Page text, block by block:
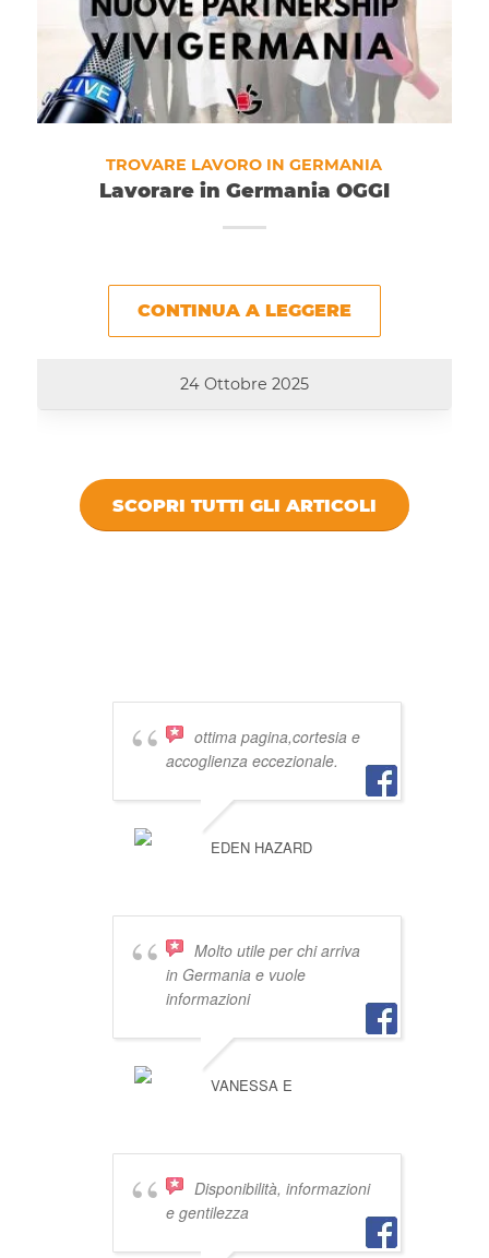
TROVARE LAVORO IN GERMANIA
Lavorare in Germania OGGI
CONTINUA A LEGGERE
24 Ottobre 2025
SCOPRI TUTTI GLI ARTICOLI
ottima pagina,cortesia e
accoglienza eccezionale.
EDEN HAZARD
Molto utile per chi arriva
in Germania e vuole
informazioni
VANESSA E
Disponibilità, informazioni
e gentilezza